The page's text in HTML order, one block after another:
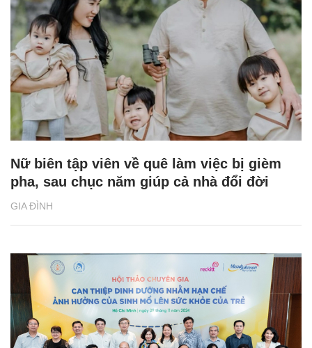
GIA ĐÌNH
Nữ biên tập viên về quê làm việc bị gièm
pha, sau chục năm giúp cả nhà đổi đời